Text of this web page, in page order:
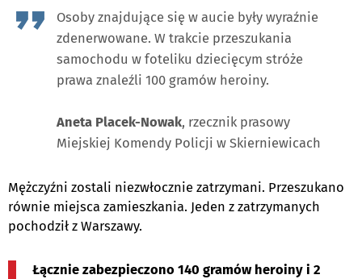
Osoby znajdujące się w aucie były wyraźnie
zdenerwowane. W trakcie przeszukania
samochodu w foteliku dziecięcym stróże
prawa znaleźli 100 gramów heroiny.
Aneta Placek-Nowak, rzecznik prasowy
Miejskiej Komendy Policji w Skierniewicach
Mężczyźni zostali niezwłocznie zatrzymani. Przeszukano
równie miejsca zamieszkania. Jeden z zatrzymanych
pochodził z Warszawy.
Łącznie zabezpieczono 140 gramów heroiny i 2